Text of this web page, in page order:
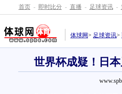
首页 - 即时比分 - 直播 - 足球资讯 -
体球网> 足球资讯>
世界杯成疑！日